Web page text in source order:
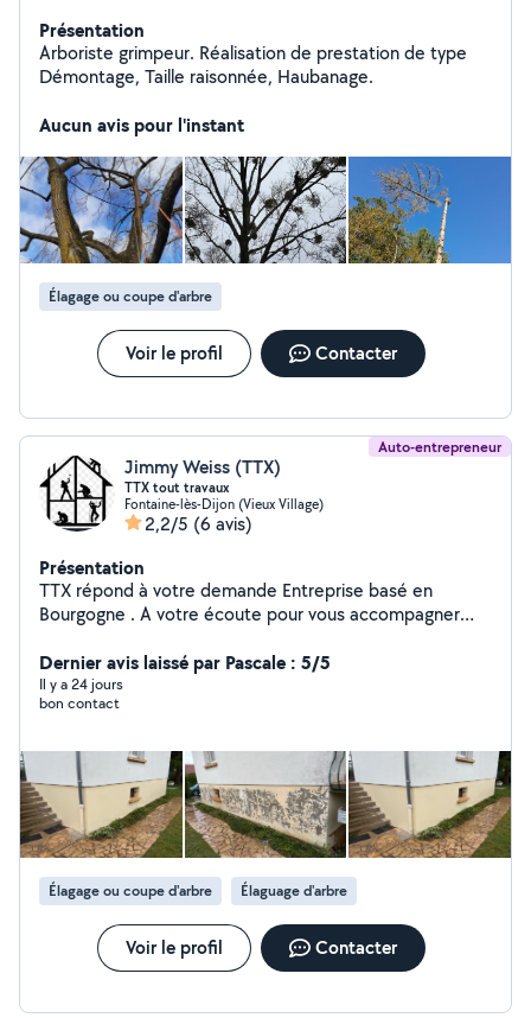
Présentation
Arboriste grimpeur. Réalisation de prestation de type
Démontage, Taille raisonnée, Haubanage.
Aucun avis pour l'instant
Élagage ou coupe d'arbre
Voir le profil Contacter
Auto-entrepreneur
Jimmy Weiss (TTX)
TTX tout travaux
Fontaine-lès-Dijon (Vieux Village)
2,2/5 (6 avis)
Présentation
TTX répond à votre demande Entreprise basé en
Bourgogne . A votre écoute pour vous accompagner
Peinture extérieure (façade, boiseries fer forgé etc et
s'occupe aussi du nettoyage, façade, dalle et nettoyage
de toiture, on n'a une équipe qui s'occupe aussi bien
avec TTX pour discuter de vos besoins et obtenir un
devis
Dernier avis laissé par Pascale : 5/5
Il y a 24 jours
bon contact
Élagage ou coupe d'arbre Élaguage d'arbre
Voir le profil Contacter